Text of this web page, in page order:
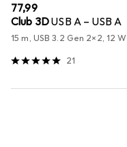
EUR
77,99
Club 3DUSB A – USB A
15 m, USB 3.2 Gen 2x2, 12 W
21